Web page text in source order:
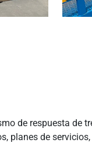
de respuesta de
planes de